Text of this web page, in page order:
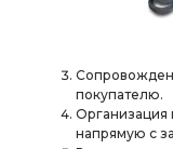
ПНЕВМАТИЧЕСКИЙ
ТРУБКА К
передней рессоры
сб. АЗ УРАЛ
покупателю.
Организация
напрямую с